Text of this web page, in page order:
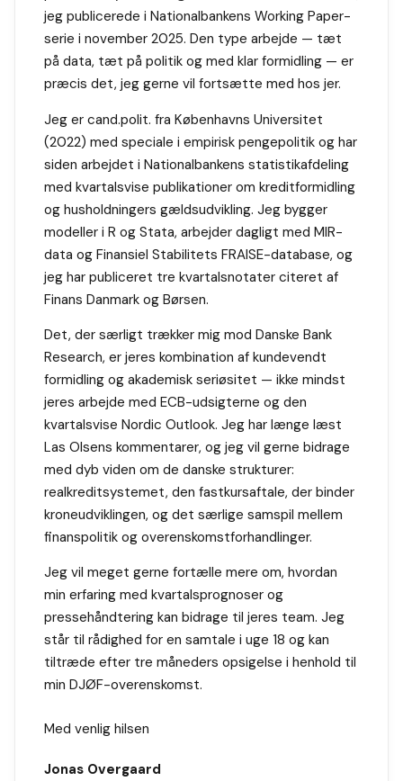
jeg publicerede i Nationalbankens Working Paper-
serie i november 2025. Den type arbejde — tæt
på data, tæt på politik og med klar formidling — er
præcis det, jeg gerne vil fortsætte med hos jer.
Jeg er cand.polit. fra Københavns Universitet
(2022) med speciale i empirisk pengepolitik og har
siden arbejdet i Nationalbankens statistikafdeling
med kvartalsvise publikationer om kreditformidling
og husholdningers gældsudvikling. Jeg bygger
modeller i R og Stata, arbejder dagligt med MIR-
data og Finansiel Stabilitets FRAISE-database, og
jeg har publiceret tre kvartalsnotater citeret af
Finans Danmark og Børsen.
Det, der særligt trækker mig mod Danske Bank
Research, er jeres kombination af kundevendt
formidling og akademisk seriøsitet — ikke mindst
jeres arbejde med ECB-udsigterne og den
kvartalsvise Nordic Outlook. Jeg har længe læst
Las Olsens kommentarer, og jeg vil gerne bidrage
med dyb viden om de danske strukturer:
realkreditsystemet, den fastkursaftale, der binder
kroneudviklingen, og det særlige samspil mellem
finanspolitik og overenskomstforhandlinger.
Jeg vil meget gerne fortælle mere om, hvordan
min erfaring med kvartalsprognoser og
pressehåndtering kan bidrage til jeres team. Jeg
står til rådighed for en samtale i uge 18 og kan
tiltræde efter tre måneders opsigelse i henhold til
min DJØF-overenskomst.
Med venlig hilsen
Jonas Overgaard